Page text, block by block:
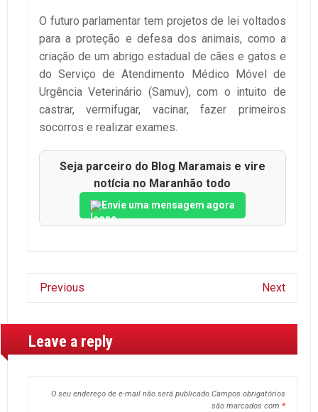
O futuro parlamentar tem projetos de lei voltados
para a proteção e defesa dos animais, como a
criação de um abrigo estadual de cães e gatos e
do Serviço de Atendimento Médico Móvel de
Urgência Veterinário (Samuv), com o intuito de
castrar, vermifugar, vacinar, fazer primeiros
socorros e realizar exames.
Seja parceiro do Blog Maramais e vire
notícia no Maranhão todo
Envie uma mensagem agora
Previous Next
Leave a reply
O seu endereço de e-mail não será publicado.Campos obrigatórios
são marcados com *